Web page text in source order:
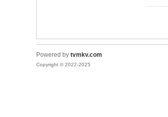
Powered by tvmkv.com
Copyright © 2022-2025